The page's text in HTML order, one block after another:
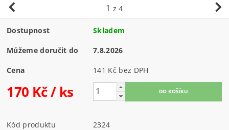
1 z 4
Dostupnost Skladem
Můžeme doručit do 7.8.2026
Cena 141 Kč bez DPH
170 Kč/ ks
Kód produktu
2324